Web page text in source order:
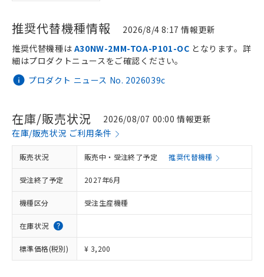
推奨代替機種情報 2026/8/4 8:17 情報更新
プロダクト ニュース No. 2026039c
推奨代替機種は A30NW-2MM-TOA-P101-OC となります。詳
細はプロダクトニュースをご確認ください。
在庫/販売状況
2026/08/07 00:00 情報更新
在庫/販売状況 ご利用条件
販売状況 販売中・受注終了予定 推奨代替機種
受注終了予定 2027年6月
機種区分 受注生産機種
在庫状況
標準価格(税別) ¥ 3,200